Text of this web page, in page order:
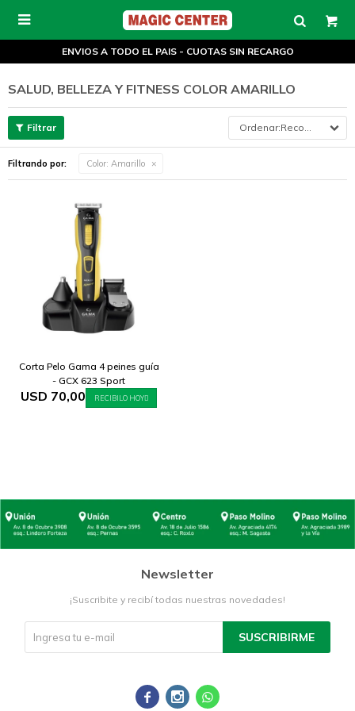

ENVIOS A TODO EL PAIS - CUOTAS SIN RECARGO
SALUD, BELLEZA Y FITNESS COLOR AMARILLO
Recomendados
Filtrando por: Color: Amarillo
Corta Pelo Gama 4 peines guía
- GCX 623 Sport
USD 70,00 RECIBILO HOY
Newsletter
¡Suscribite y recibí todas nuestras novedades!
SUSCRIBIRME
  